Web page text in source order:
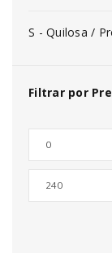
S - Quilosa /
Filtrar por